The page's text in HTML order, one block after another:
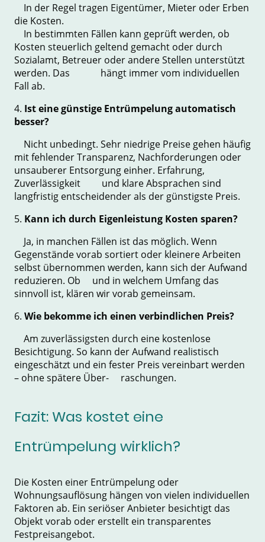
In der Regel tragen Eigentümer, Mieter oder Erben
die Kosten.
In bestimmten Fällen kann geprüft werden, ob
Kosten steuerlich geltend gemacht oder durch
Sozialamt, Betreuer oder andere Stellen unterstützt
werden. Das hängt immer vom individuellen
Fall ab.
4. Ist eine günstige Entrümpelung automatisch
besser?
Nicht unbedingt. Sehr niedrige Preise gehen häufig
mit fehlender Transparenz, Nachforderungen oder
unsauberer Entsorgung einher. Erfahrung,
Zuverlässigkeit und klare Absprachen sind
langfristig entscheidender als der günstigste Preis.
5. Kann ich durch Eigenleistung Kosten sparen?
Ja, in manchen Fällen ist das möglich. Wenn
Gegenstände vorab sortiert oder kleinere Arbeiten
selbst übernommen werden, kann sich der Aufwand
reduzieren. Ob und in welchem Umfang das
sinnvoll ist, klären wir vorab gemeinsam.
6. Wie bekomme ich einen verbindlichen Preis?
Am zuverlässigsten durch eine kostenlose
Besichtigung. So kann der Aufwand realistisch
eingeschätzt und ein fester Preis vereinbart werden
– ohne spätere Über- raschungen.
Fazit: Was kostet eine
Entrümpelung wirklich?
Die Kosten einer Entrümpelung oder
Wohnungsauflösung hängen von vielen individuellen
Faktoren ab. Ein seriöser Anbieter besichtigt das
Objekt vorab oder erstellt ein transparentes
Festpreisangebot.